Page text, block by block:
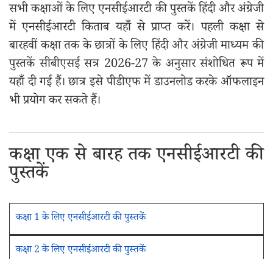
सभी कक्षाओं के लिए एनसीईआरटी की पुस्तकें हिंदी और अंग्रेजी
में एनसीईआरटी किताब यहाँ से प्राप्त करें। पहली कक्षा से
बारहवीं कक्षा तक के छात्रों के लिए हिंदी और अंग्रेजी माध्यम की
पुस्तकें सीबीएसई सत्र 2026-27 के अनुसार संशोधित रूप में
यहाँ दी गई हैं। छात्र इसे पीडीएफ में डाउनलोड करके ऑफलाइन
भी प्रयोग कर सकते हैं।
कक्षा एक से बारह तक एनसीईआरटी की
पुस्तकें
कक्षा 1 के लिए एनसीईआरटी की पुस्तकें
कक्षा 2 के लिए एनसीईआरटी की पुस्तकें